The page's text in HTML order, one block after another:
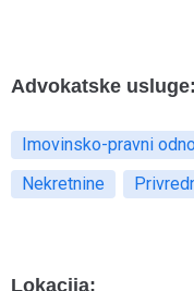
Advokatske usluge:
Imovinsko-pravni
Nekretnine
Lokacija: